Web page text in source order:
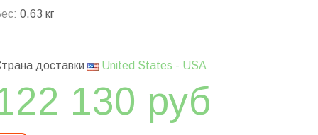
0.63 кг
доставки United States - USA
130 руб